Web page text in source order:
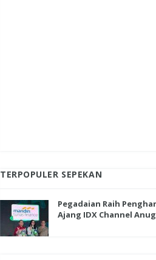
TERPOPULER SEPEKAN
Pegadaian Raih
Ajang IDX Channel